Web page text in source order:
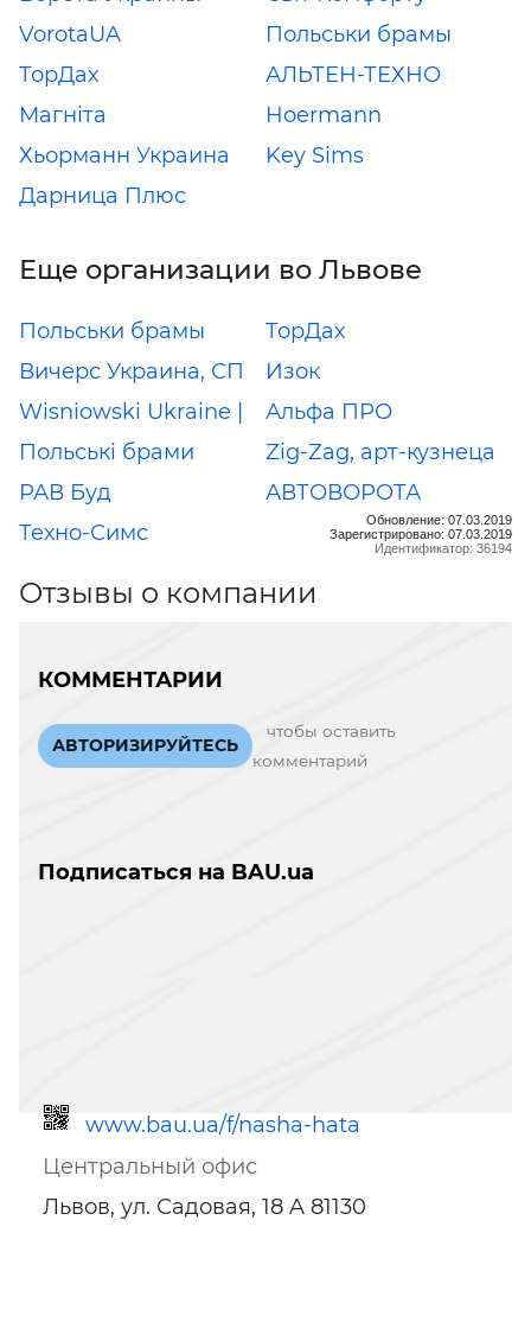
VorotaUA
Польськи брамы
ТорДах
АЛЬТЕН-ТЕХНО
Магніта
Hoermann
Хьорманн Украина
Key Sims
Дарница Плюс
Еще организации во Львове
Польськи брамы
ТорДах
Вичерс Украина, СП
Изок
Wisniowski Ukraine |
Польські брами
Альфа ПРО
Zig-Zag, арт-кузнеца
РАВ Буд
АВТОВОРОТА
Техно-Симс
Обновление: 07.03.2019
Зарегистрировано: 07.03.2019
Идентификатор: 36194
Отзывы о компании
КОММЕНТАРИИ
АВТОРИЗИРУЙТЕСЬ
чтобы оставить
комментарий
Подписаться на BAU.ua
www.bau.ua/f/nasha-hata
Центральный офис
Львов, ул. Садовая, 18 A 81130